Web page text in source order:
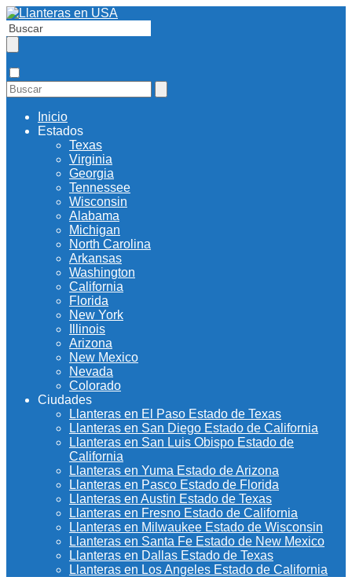
Inicio
Estados
Texas
Virginia
Georgia
Tennessee
Wisconsin
Alabama
Michigan
North Carolina
Arkansas
Washington
California
Florida
New York
Illinois
Arizona
New Mexico
Nevada
Colorado
Ciudades
Llanteras en El Paso Estado de Texas
Llanteras en San Diego Estado de California
Llanteras en San Luis Obispo Estado de
California
Llanteras en Yuma Estado de Arizona
Llanteras en Pasco Estado de Florida
Llanteras en Austin Estado de Texas
Llanteras en Fresno Estado de California
Llanteras en Milwaukee Estado de Wisconsin
Llanteras en Santa Fe Estado de New Mexico
Llanteras en Dallas Estado de Texas
Llanteras en Los Angeles Estado de California